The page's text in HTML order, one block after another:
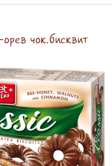
чок.бисквит